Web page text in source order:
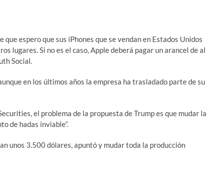
espero que sus iPhones que se vendan en Estados Unidos
lugares. Si no es el caso, Apple deberá pagar un arancel de al
Social.
en los últimos años la empresa ha trasladado parte de su
el problema de la propuesta de Trump es que mudar la
de hadas inviable”.
unos 3.500 dólares, apuntó y mudar toda la producción